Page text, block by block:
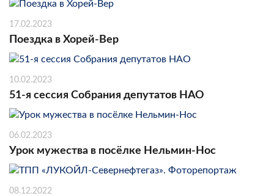
17.02.2023
Поездка в Хорей-Вер
10.02.2023
51-я сессия Собрания депутатов НАО
06.02.2023
Урок мужества в посёлке Нельмин-Нос
08.12.2022